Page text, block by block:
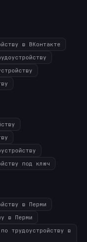
в ВКонтакте
под ключ
в Перми
в Перми
трудоустройству в